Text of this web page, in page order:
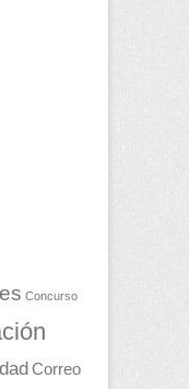
Concurso
Correo